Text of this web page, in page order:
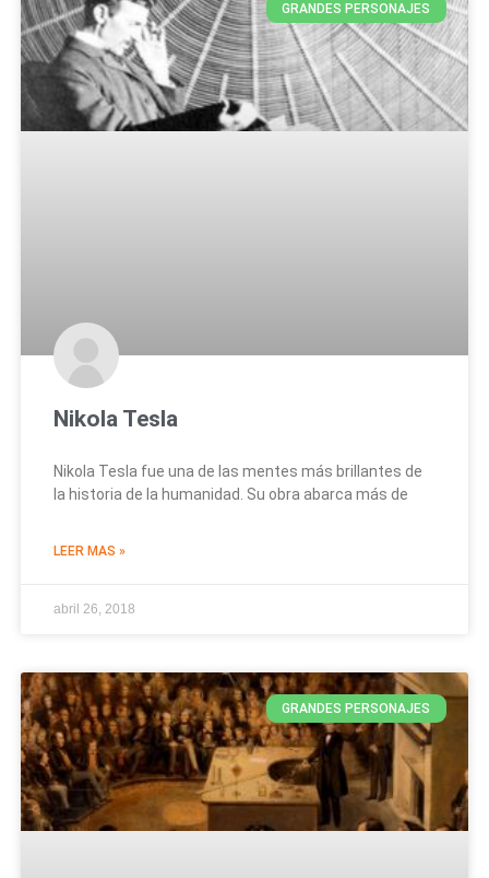
GRANDES PERSONAJES
Nikola Tesla
Nikola Tesla fue una de las mentes más brillantes de
la historia de la humanidad. Su obra abarca más de
LEER MAS »
abril 26, 2018
GRANDES PERSONAJES